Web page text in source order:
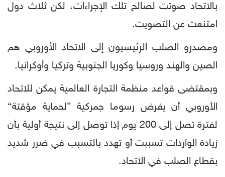
بالاتحاد صوتت لصالح تلك الإجراءات، لكن ثلاث دول
امتنعت عن التصويت.
ومصدرو الصلب الرئيسيون إلى الاتحاد الأوروبي هم
الصين والهند وروسيا وكوريا الجنوبية وتركيا وأوكرانيا.
وبمقتضى قواعد منظمة التجارة العالمية يمكن للاتحاد
الأوروبي أن يفرض رسوما جمركية ”لحماية مؤقتة“
لفترة تصل إلى 200 يوم إذا توصل إلى نتيجة أولية بأن
زيادة الواردات تسببت أو تهدد بالتسبب في ضرر شديد
بقطاع الصلب في الاتحاد.